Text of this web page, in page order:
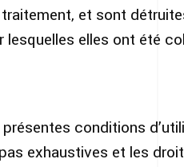
et sont
lesquelles elles ont été
conditions
exhaustives et les